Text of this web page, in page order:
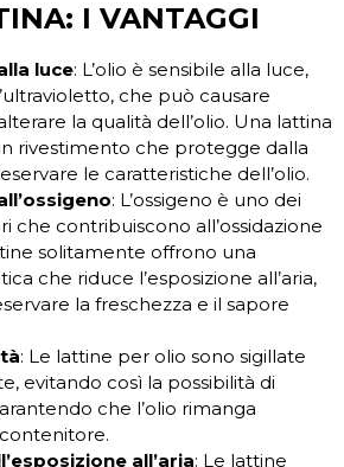
I VANTAGGI
luce: L’olio è sensibile alla luce,
che può causare
la qualità dell’olio. Una lattina
rivestimento che protegge dalla
le caratteristiche dell’olio.
: L’ossigeno è uno dei
che contribuiscono all’ossidazione
solitamente offrono una
che riduce l’esposizione all’aria,
la freschezza e il sapore
: Le lattine per olio sono sigillate
evitando così la possibilità di
che l’olio rimanga
all’aria: Le lattine